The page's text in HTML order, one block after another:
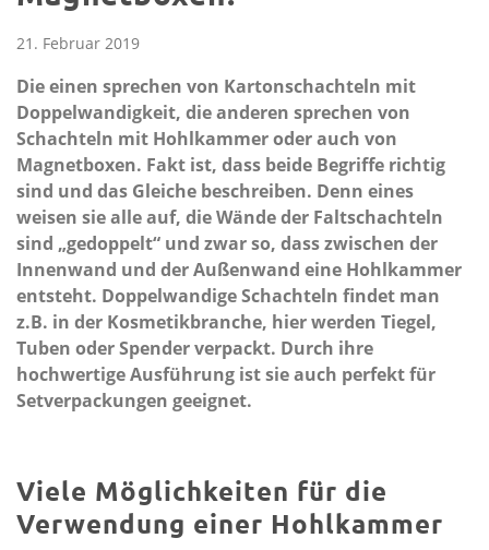
21. Februar 2019
Die einen sprechen von Kartonschachteln mit
Doppelwandigkeit, die anderen sprechen von
Schachteln mit Hohlkammer oder auch von
Magnetboxen. Fakt ist, dass beide Begriffe richtig
sind und das Gleiche beschreiben. Denn eines
weisen sie alle auf, die Wände der Faltschachteln
sind „gedoppelt“ und zwar so, dass zwischen der
Innenwand und der Außenwand eine Hohlkammer
entsteht. Doppelwandige Schachteln findet man
z.B. in der Kosmetikbranche, hier werden Tiegel,
Tuben oder Spender verpackt. Durch ihre
hochwertige Ausführung ist sie auch perfekt für
Setverpackungen geeignet.
Viele Möglichkeiten für die
Verwendung einer Hohlkammer